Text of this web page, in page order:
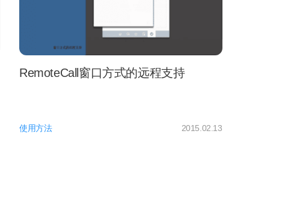
RemoteCall窗口方式的远程支持
使用方法 2015.02.13